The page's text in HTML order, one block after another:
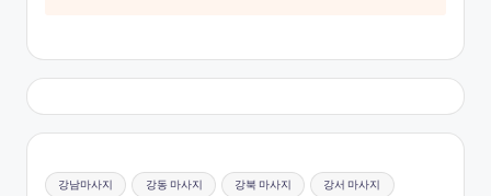
강남마사지 강동 마사지 강북 마사지 강서 마사지